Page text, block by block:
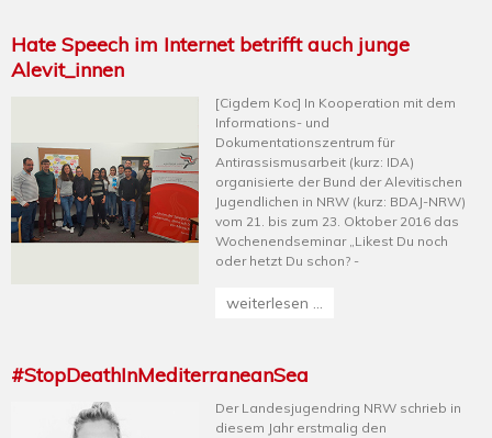
Hate Speech im Internet betrifft auch junge
Alevit_innen
[Cigdem Koc] In Kooperation mit dem
Informations- und
Dokumentationszentrum für
Antirassismusarbeit (kurz: IDA)
organisierte der Bund der Alevitischen
Jugendlichen in NRW (kurz: BDAJ-NRW)
vom 21. bis zum 23. Oktober 2016 das
Wochenendseminar „Likest Du noch
oder hetzt Du schon? -
weiterlesen ...
#StopDeathInMediterraneanSea
Der Landesjugendring NRW schrieb in
diesem Jahr erstmalig den